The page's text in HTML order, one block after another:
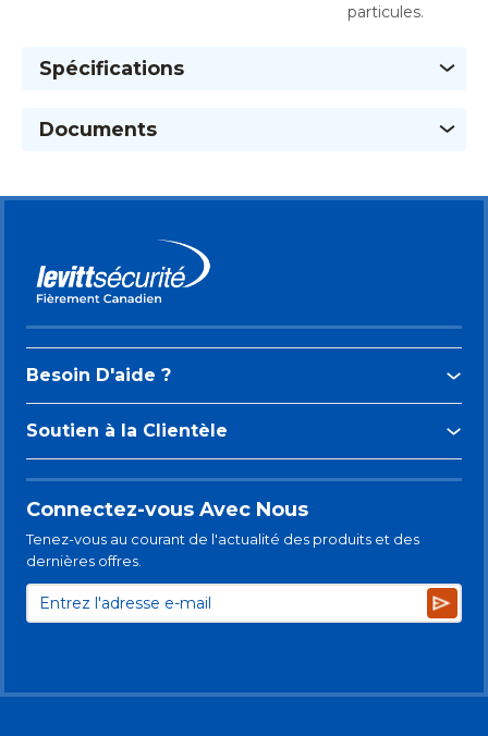
particules.
Spécifications
Documents
Besoin D'aide ?
Soutien à la Clientèle
Connectez-vous Avec Nous
Tenez-vous au courant de l'actualité des produits et des
dernières offres.